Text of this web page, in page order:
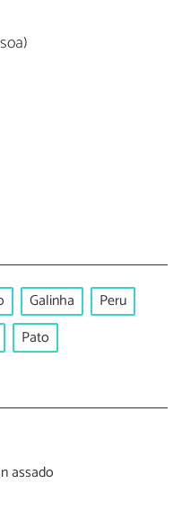
Galinha
Peru
Pato
assado